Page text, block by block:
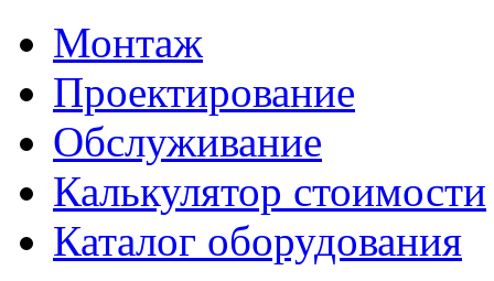
Монтаж
Проектирование
Обслуживание
Калькулятор стоимости
Каталог оборудования